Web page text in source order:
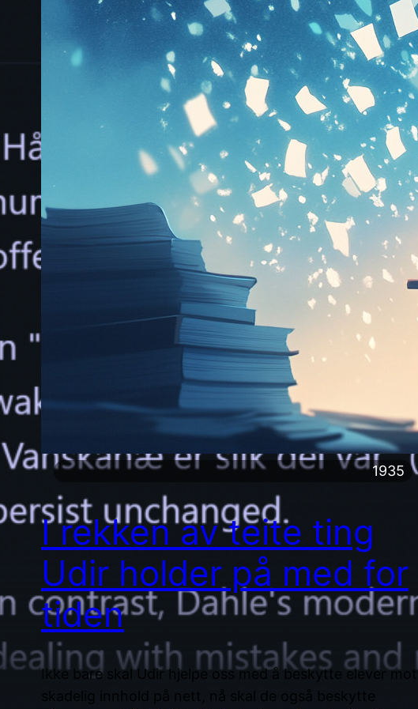
1935
I rekken av teite ting
Udir holder på med for
tiden
Ikke bare skal Udir hjelpe oss med å beskytte elever mot
skadelig innhold på nett, nå skal de også beskytte